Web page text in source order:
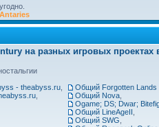
Antaries
на разных игровых проектах
- theabyss.ru
Общий Forgotten Lands
Общий Nova
Ogame; DS; Dwar;
Общий LineAgeII
Общий SWG